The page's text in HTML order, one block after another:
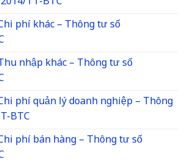
phí khác – Thông tư số
nhập khác – Thông tư số
phí quản lý doanh nghiệp – Thông
BTC
phí bán hàng – Thông tư số